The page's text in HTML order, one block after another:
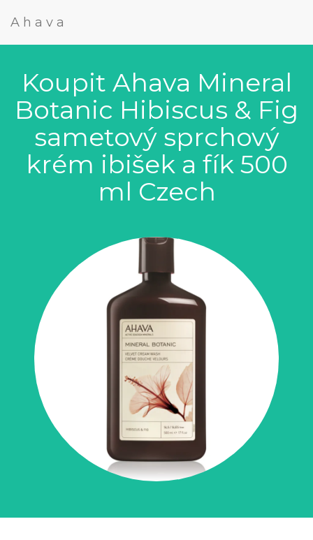
Ahava
Koupit Ahava Mineral
Botanic Hibiscus & Fig
sametový sprchový
krém ibišek a fík 500
ml Czech